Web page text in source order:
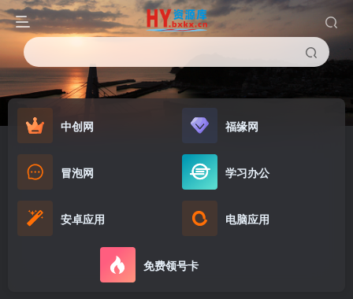
中创网 福缘网
冒泡网 学习办公
安卓应用 电脑应用
免费领号卡